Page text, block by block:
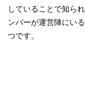
していることで知ら
ンバーが運営陣にい
つです。